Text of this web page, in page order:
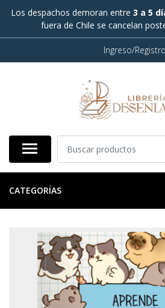
Los despachos demoran entre 3 a 5
fuera de Chile se cancelan
Ingreso/Registro
CATEGORÍAS